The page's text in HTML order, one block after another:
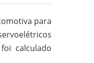
para
calculado